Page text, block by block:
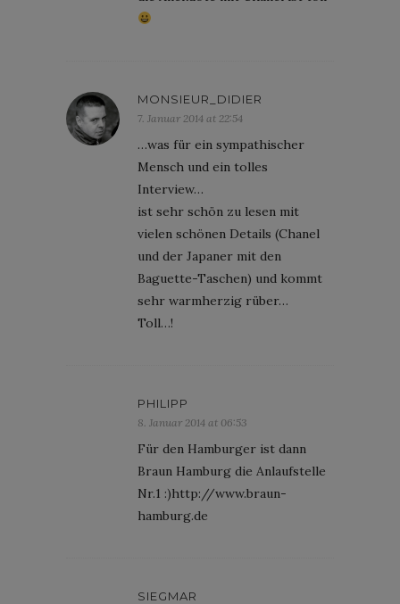
MONSIEUR_DIDIER
7. Januar 2014 at 22:54
…was für ein sympathischer
Mensch und ein tolles
Interview…
ist sehr schön zu lesen mit
vielen schönen Details (Chanel
und der Japaner mit den
Baguette-Taschen) und kommt
sehr warmherzig rüber…
Toll…!
PHILIPP
8. Januar 2014 at 06:53
Für den Hamburger ist dann
Braun Hamburg die Anlaufstelle
Nr.1 :)http://www.braun-
hamburg.de
SIEGMAR